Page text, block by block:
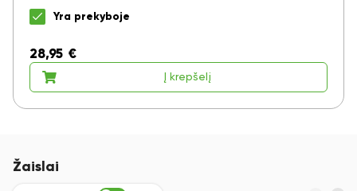
Yra prekyboje
28,95 €
Į krepšelį
Žaislai